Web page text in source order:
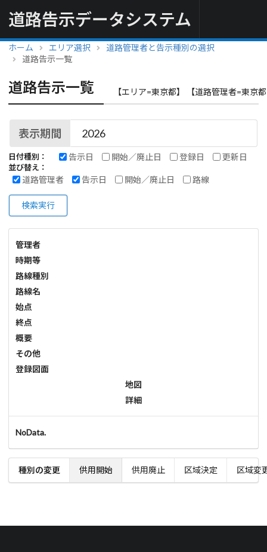
道路告示データシステム
ホーム エリア選択
道路管理者と告示種別の選択
道路告示一覧
道路告示一覧 【エリア=東京都】 【道路管理者=東京
表示期間
日付種別： 告示日 開始／廃止日 登録日 更新日
並び替え：
道路管理者 告示日 開始／廃止日 路線
検索実行
管理者
時期等
路線種別
路線名
始点
終点
概要
その他
登録図面
地図
詳細
NoData.
種別の変更 供用開始 供用廃止 区域決定 区域変